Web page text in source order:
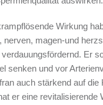
Wirkung
nerven, magen-und
Er
senken und vor
auch stärkend auf die
er eine revitalisierende